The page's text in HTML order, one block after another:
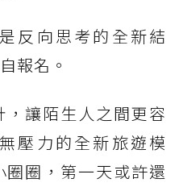
反向思考的全新結
報名。
讓陌生人之間更容
壓力的全新旅遊模
圈，第一天或許還